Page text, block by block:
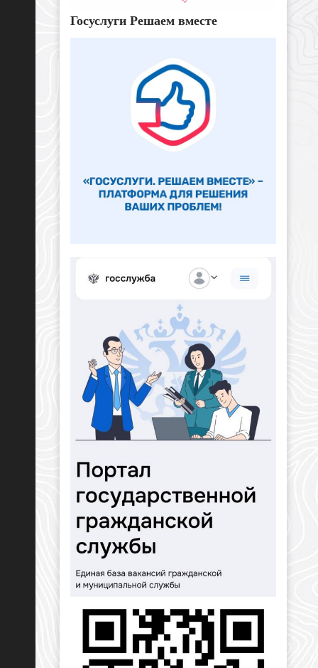
Госуслуги Решаем вместе